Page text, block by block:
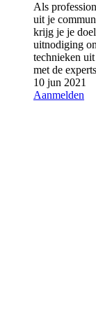
Als
uit je
krijg je je
uitnodiging
technieken
met de
10 jun 2021
Aanmelden